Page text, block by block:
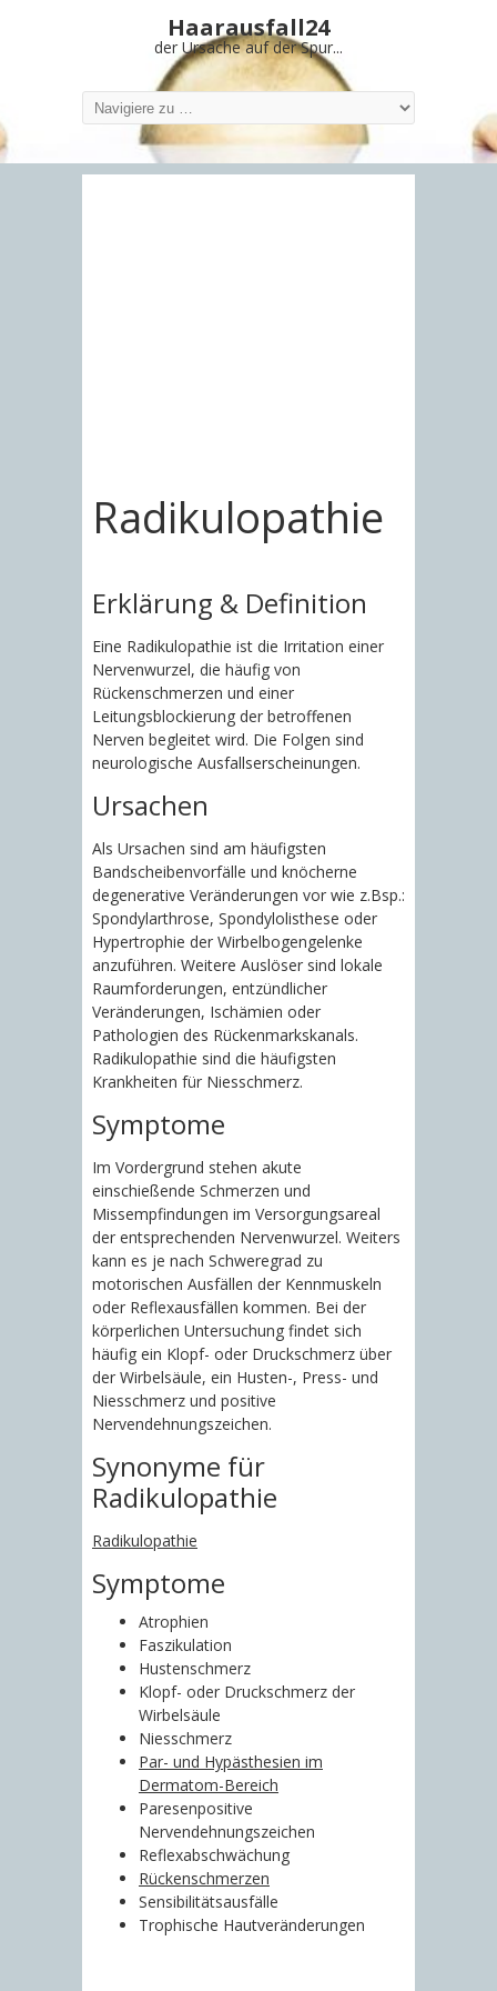
Haarausfall24
der Ursache auf der Spur...
Radikulopathie
Erklärung & Definition
Eine Radikulopathie ist die Irritation einer
Nervenwurzel, die häufig von
Rückenschmerzen und einer
Leitungsblockierung der betroffenen
Nerven begleitet wird. Die Folgen sind
neurologische Ausfallserscheinungen.
Ursachen
Als Ursachen sind am häufigsten
Bandscheibenvorfälle und knöcherne
degenerative Veränderungen vor wie z.Bsp.:
Spondylarthrose, Spondylolisthese oder
Hypertrophie der Wirbelbogengelenke
anzuführen. Weitere Auslöser sind lokale
Raumforderungen, entzündlicher
Veränderungen, Ischämien oder
Pathologien des Rückenmarkskanals.
Radikulopathie sind die häufigsten
Krankheiten für Niesschmerz.
Symptome
Im Vordergrund stehen akute
einschießende Schmerzen und
Missempfindungen im Versorgungsareal
der entsprechenden Nervenwurzel. Weiters
kann es je nach Schweregrad zu
motorischen Ausfällen der Kennmuskeln
oder Reflexausfällen kommen. Bei der
körperlichen Untersuchung findet sich
häufig ein Klopf- oder Druckschmerz über
der Wirbelsäule, ein Husten-, Press- und
Niesschmerz und positive
Nervendehnungszeichen.
Synonyme für
Radikulopathie
Radikulopathie
Symptome
Atrophien
Faszikulation
Hustenschmerz
Klopf- oder Druckschmerz der
Wirbelsäule
Niesschmerz
Par- und Hypästhesien im
Dermatom-Bereich
Paresenpositive
Nervendehnungszeichen
Reflexabschwächung
Rückenschmerzen
Sensibilitätsausfälle
Trophische Hautveränderungen